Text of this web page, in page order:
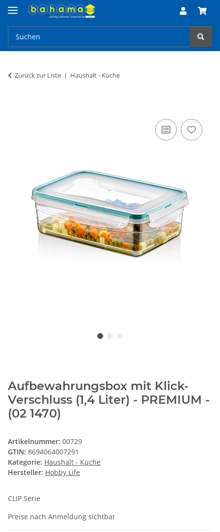
Zurück zur Liste Haushalt - Küche
Aufbewahrungsbox mit Klick-
Verschluss (1,4 Liter) - PREMIUM -
(02 1470)
Artikelnummer: 00729
GTIN: 8694064007291
Kategorie: Haushalt - Küche
Hersteller: Hobby Life
CLIP Serie
Preise nach Anmeldung sichtbar